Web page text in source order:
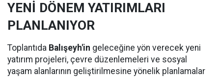
YENİ DÖNEM YATIRIMLARI
PLANLANIYOR
Toplantıda Balışeyh'in geleceğine yön verecek yeni
yatırım projeleri, çevre düzenlemeleri ve sosyal
yaşam alanlarının geliştirilmesine yönelik planlamalar